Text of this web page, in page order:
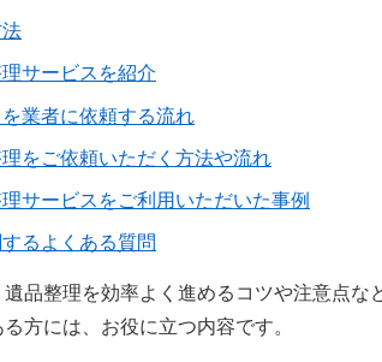
サービスを紹介
業者に依頼する流れ
をご依頼いただく方法や流れ
サービスをご利用いただいた事例
るよくある質問
品整理を効率よく進めるコツや注意点な
方には、お役に立つ内容です。